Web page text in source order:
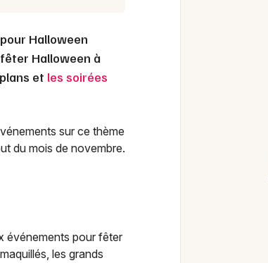
Halloween
Halloween à
et les soirées
sur ce thème
du mois de novembre.
événements pour fêter
les grands